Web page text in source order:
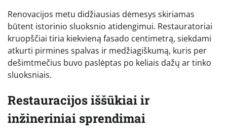
Renovacijos metu didžiausias dėmesys skiriamas
būtent istorinio sluoksnio atidengimui. Restauratoriai
kruopščiai tiria kiekvieną fasado centimetrą, siekdami
atkurti pirmines spalvas ir medžiagiškumą, kuris per
dešimtmečius buvo paslėptas po keliais dažų ar tinko
sluoksniais.
Restauracijos iššūkiai ir
inžineriniai sprendimai